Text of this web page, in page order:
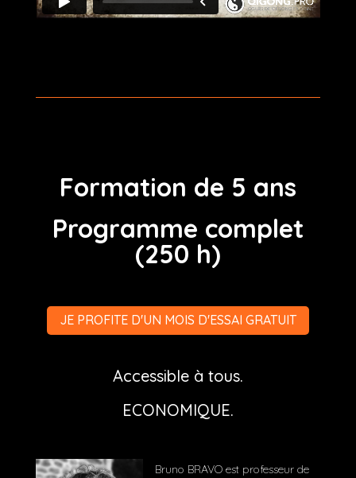
Bruno BRAVO est professeur de
Formation de 5 ans
Programme complet
(250 h)
JE PROFITE D'UN MOIS D'ESSAI GRATUIT
Accessible à tous.
ECONOMIQUE.